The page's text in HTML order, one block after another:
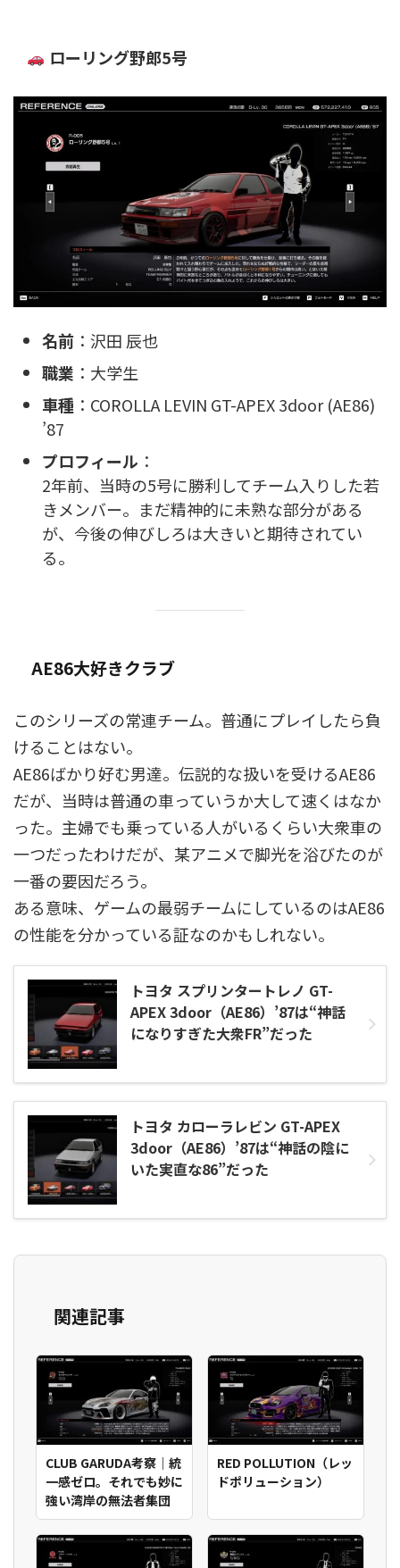
ローリング野郎5号
名前 ：沢田 辰也
職業 ：大学生
車種 ：COROLLA LEVIN GT-APEX 3door (AE86)
’87
プロフィール ：
2年前、当時の5号に勝利してチーム入りした若
きメンバー。まだ精神的に未熟な部分がある
が、今後の伸びしろは大きいと期待されてい
る。
AE86大好きクラブ
このシリーズの常連チーム。普通にプレイしたら負
けることはない。
AE86ばかり好む男達。伝説的な扱いを受けるAE86
だが、当時は普通の車っていうか大して速くはなか
った。主婦でも乗っている人がいるくらい大衆車の
一つだったわけだが、某アニメで脚光を浴びたのが
一番の要因だろう。
ある意味、ゲームの最弱チームにしているのはAE86
の性能を分かっている証なのかもしれない。
トヨタ スプリンタートレノ GT-
APEX 3door（AE86）’87は“神話
になりすぎた大衆FR”だった
トヨタ カローラレビン GT-APEX
3door（AE86）’87は“神話の陰に
いた実直な86”だった
関連記事
CLUB GARUDA考察｜統
一感ゼロ。それでも妙に
強い湾岸の無法者集団
RED POLLUTION（レッ
ドポリューション）